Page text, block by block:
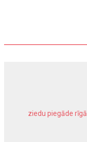
ziedu piegāde rīgā